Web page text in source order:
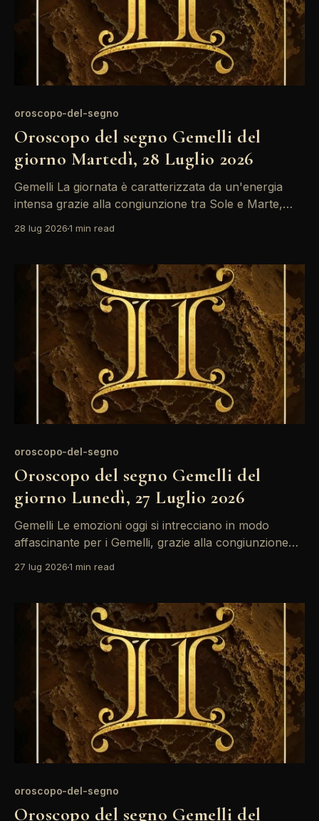
oroscopo-del-segno
Oroscopo del segno Gemelli del
giorno Martedì, 28 Luglio 2026
Gemelli La giornata è caratterizzata da un'energia
intensa grazie alla congiunzione tra Sole e Marte,
vitalità per affrontare le sfide lavorative con
attenzione alle relazioni; un piccolo malinteso
potrebbe nascere. L'energia di oggi
28 lug 20261 min read
oroscopo-del-segno
Oroscopo del segno Gemelli del
giorno Lunedì, 27 Luglio 2026
Gemelli Le emozioni oggi si intrecciano in modo
affascinante per i Gemelli, grazie alla congiunzione
momento perfetto per esprimere le proprie idee con
lavorativo. Non abbiate paura di prendere iniziative
audaci. La giornata
27 lug 20261 min read
oroscopo-del-segno
Oroscopo del segno Gemelli del